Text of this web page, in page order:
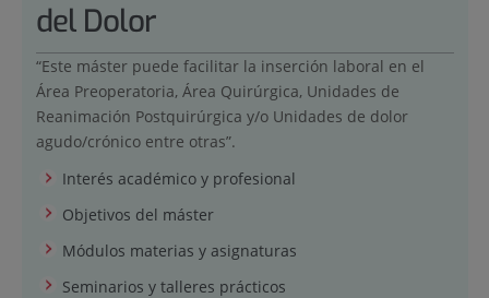
del Dolor
“Este máster puede facilitar la inserción laboral en el
Área Preoperatoria, Área Quirúrgica, Unidades de
Reanimación Postquirúrgica y/o Unidades de dolor
agudo/crónico entre otras”.
Interés académico y profesional
Objetivos del máster
Módulos materias y asignaturas
Seminarios y talleres prácticos